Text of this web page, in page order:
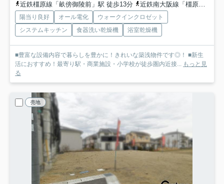
近鉄橿原線「畝傍御陵前」駅 徒歩13分
近鉄南大阪線「橿原神宮前」駅 徒歩23分
陽当り良好 オール電化
ウォークインクロゼット
システムキッチン
食器洗い乾燥機 浴室乾燥機
■豊富な設備内容で暮らしを豊かに！きれいな築浅物件です◎！ ■新生
活におすすめ！最寄り駅・商業施設・小学校が徒歩圏内近接... もっと見
る
売地